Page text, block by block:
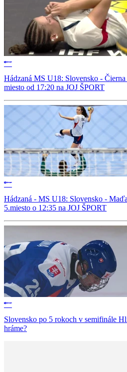
Hádzaná MS U18: Slovensko -
miesto od 17:20 na JOJ ŠPORT
Hádzaná - MS U18: Slovensko -
5.miesto o 12:35 na JOJ ŠPORT
Slovensko po 5 rokoch v semifinále
hráme?